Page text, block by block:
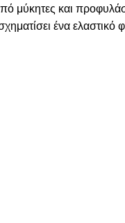
και
ένα ελαστικό